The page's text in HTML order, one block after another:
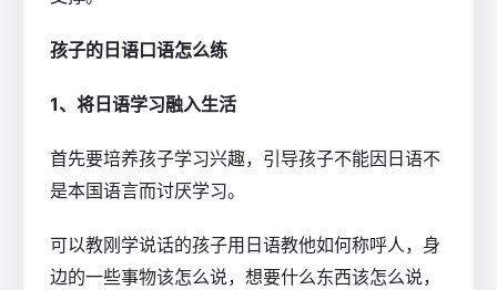
孩子的日语口语怎么练
1、将日语学习融入生活
首先要培养孩子学习兴趣，引导孩子不能因日语不
是本国语言而讨厌学习。
可以教刚学说话的孩子用日语教他如何称呼人，身
边的一些事物该怎么说，想要什么东西该怎么说，